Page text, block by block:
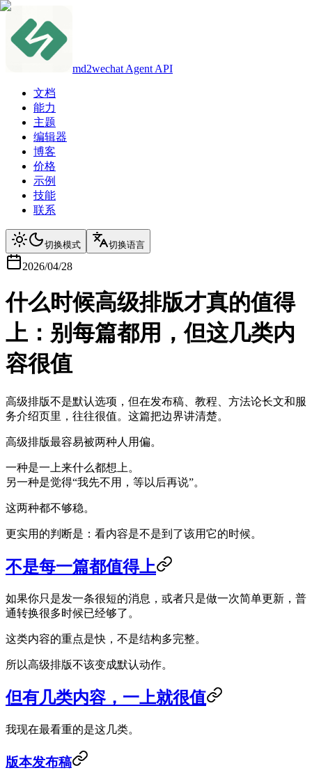
md2wechat Agent API
文档
能力
主题
编辑器
博客
价格
示例
技能
联系
切换模式 切换语言
2026/04/28
什么时候高级排版才真的值得
上：别每篇都用，但这几类内
容很值
高级排版不是默认选项，但在发布稿、教程、方法论长文和服
务介绍页里，往往很值。这篇把边界讲清楚。
高级排版最容易被两种人用偏。
一种是一上来什么都想上。
另一种是觉得“我先不用，等以后再说”。
这两种都不够稳。
更实用的判断是：看内容是不是到了该用它的时候。
不是每一篇都值得上
如果你只是发一条很短的消息，或者只是做一次简单更新，普
通转换很多时候已经够了。
这类内容的重点是快，不是结构多完整。
所以高级排版不该变成默认动作。
但有几类内容，一上就很值
我现在最看重的是这几类。
版本发布稿